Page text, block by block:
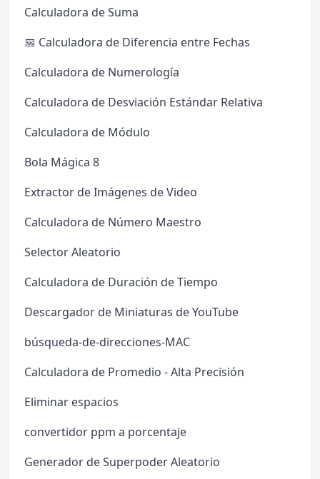
Calculadora de Suma
📅 Calculadora de Diferencia entre Fechas
Calculadora de Numerología
Calculadora de Desviación Estándar Relativa
Calculadora de Módulo
Bola Mágica 8
Extractor de Imágenes de Video
Calculadora de Número Maestro
Selector Aleatorio
Calculadora de Duración de Tiempo
Descargador de Miniaturas de YouTube
búsqueda-de-direcciones-MAC
Calculadora de Promedio - Alta Precisión
Eliminar espacios
convertidor ppm a porcentaje
Generador de Superpoder Aleatorio